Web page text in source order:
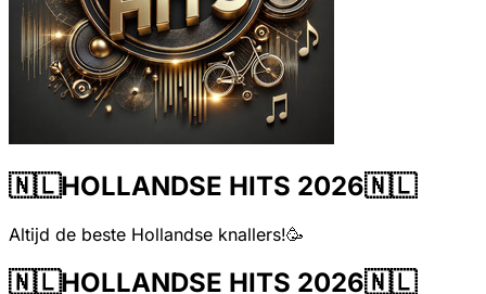
🇳🇱HOLLANDSE HITS 2026🇳🇱
Altijd de beste Hollandse knallers!🥳
🇳🇱HOLLANDSE HITS 2026🇳🇱